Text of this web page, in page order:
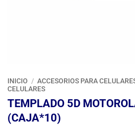
INICIO / ACCESORIOS PARA
CELULARES
TEMPLADO 5D
(CAJA*10)